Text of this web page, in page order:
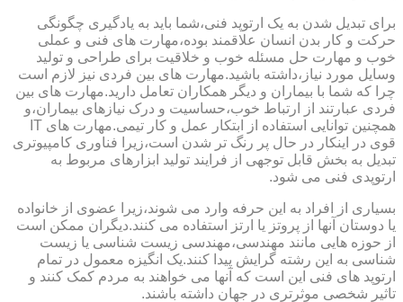
برای تبدیل شدن به یک ارتوپد فنی،شما باید به یادگیری چگونگی
حرکت و کار بدن انسان علاقمند بوده،مهارت های فنی و عملی
خوب و مهارت حل مسئله خوب و خلاقیت برای طراحی و تولید
وسایل مورد نیاز،داشته باشید.مهارت های بین فردی نیز لازم است
چرا که شما با بیماران و دیگر همکاران تعامل دارید.مهارت های بین
فردی عبارتند از ارتباط خوب،حساسیت و درک نیازهای بیماران،و
همچنین توانایی استفاده از ابتکار عمل و کار تیمی.مهارت های IT
قوی در اینکار در حال پر رنگ تر شدن است،زیرا فناوری کامپیوتری
تبدیل به بخش قابل توجهی از فرایند تولید ابزارهای مربوط به
ارتوپدی فنی می شود.
بسیاری از افراد به این حرفه وارد می شوند،زیرا عضوی از خانواده
یا دوستان آنها از پروتز یا ارتز استفاده می کنند.دیگران ممکن است
از حوزه هایی مانند مهندسی،مهندسی زیست شناسی یا زیست
شناسی به این رشته گرایش پیدا کنند.یک انگیزه معمول در تمام
ارتوپد های فنی این است که آنها می خواهند به مردم کمک کنند و
تاثیر شخصی موثرتری در جهان داشته باشند.